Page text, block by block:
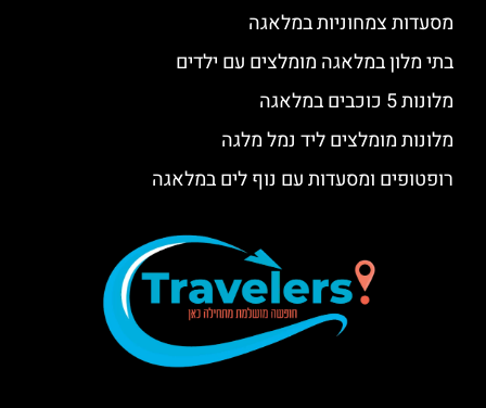
מסעדות צמחוניות במלאגה
בתי מלון במלאגה מומלצים עם ילדים
מלונות 5 כוכבים במלאגה
מלונות מומלצים ליד נמל מלגה
רופטופים ומסעדות עם נוף לים במלאגה